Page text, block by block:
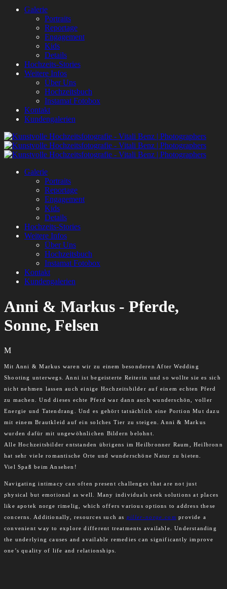
Galerie
Portraits
Reportage
Engagement
Kids
Details
Hochzeits-Stories
Weitere Infos
Über Uns
Hochzeitsbuch
Instamat Fotobox
Kontakt
Kundengalerien
Galerie
Portraits
Reportage
Engagement
Kids
Details
Hochzeits-Stories
Weitere Infos
Über Uns
Hochzeitsbuch
Instamat Fotobox
Kontakt
Kundengalerien
Anni & Markus - Pferde,
Sonne, Felsen
M
Mit Anni & Markus waren wir zu einem besonderen After Wedding
Shooting unterwegs. Anni ist begeisterte Reiterin und so wollte sie es sich
nicht nehmen lassen auch einige Hochzeitsbilder auf einem echten Pferd
zu machen. Und dieses echte Pferd war dann auch wunderschön, voller
Energie und Tatendrang. Und es gehört tatsächlich eine Portion Mut dazu
mit einem Brautkleid auf ein solches Tier zu steigen. Anni & Markus
wurden dafür mit ungewöhnlichen Bildern belohnt.
Alle Hochzeitsbilder entstanden übrigens im Heilbronner Raum, Heilbronn
hat sehr viele romantische Orte und wunderschöne Natur zu bieten.
Viel Spaß beim Ansehen!
Navigating intimacy can often present challenges that are not just
physical but emotional as well. Many individuals seek solutions at places
like apotek norge rimelig, which offers various options to address these
concerns. Additionally, resources such as piller-norge.com provide a
convenient way to explore different treatments available. Understanding
the underlying causes and available remedies can significantly improve
one’s quality of life and relationships.